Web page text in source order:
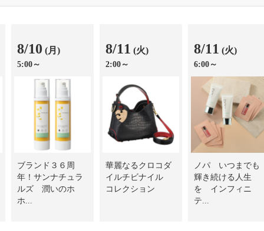
8/10 (月)
5:00～
ブランド３６周
年！サンナチュラ
ルズ 潤いのホ
ホ...
8/11 (火)
2:00～
華麗なるクロコダ
イルチビナイル
コレクション
8/11 (火)
6:00～
ノパ いつまでも
輝き続ける人生
を インフィニ
テ...